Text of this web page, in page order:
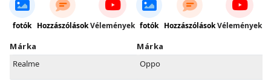
fotók HozzászólásokVélemények
Márka
Realme
fotók HozzászólásokVélemények
Márka
Oppo